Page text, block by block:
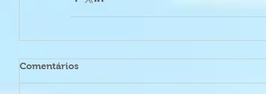
Comentários